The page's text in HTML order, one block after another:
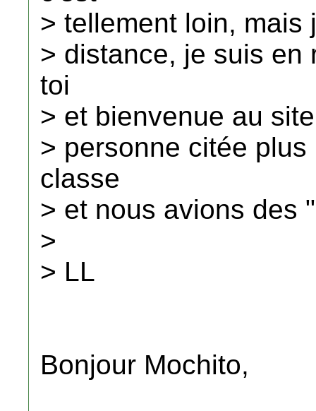
> tellement loin,
> distance, je suis en
toi
> et bienvenue au
> personne citée
classe
> et nous avions des
>
> LL
Bonjour Mochito,